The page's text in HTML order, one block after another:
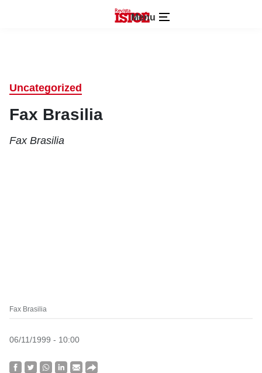
Menu
Uncategorized
Fax Brasilia
Fax Brasilia
Fax Brasilia
06/11/1999 - 10:00